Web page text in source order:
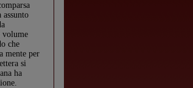
volume
che
mente per
si
ha